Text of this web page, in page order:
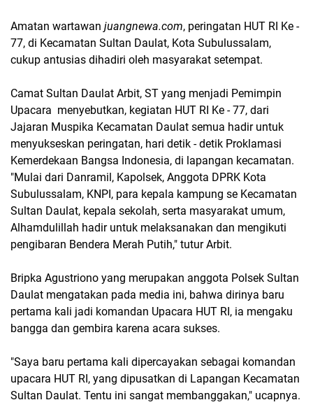
Amatan wartawan juangnewa.com, peringatan HUT RI Ke -
77, di Kecamatan Sultan Daulat, Kota Subulussalam,
cukup antusias dihadiri oleh masyarakat setempat.
Camat Sultan Daulat Arbit, ST yang menjadi Pemimpin
Upacara menyebutkan, kegiatan HUT RI Ke - 77, dari
Jajaran Muspika Kecamatan Daulat semua hadir untuk
menyukseskan peringatan, hari detik - detik Proklamasi
Kemerdekaan Bangsa Indonesia, di lapangan kecamatan.
"Mulai dari Danramil, Kapolsek, Anggota DPRK Kota
Subulussalam, KNPI, para kepala kampung se Kecamatan
Sultan Daulat, kepala sekolah, serta masyarakat umum,
Alhamdulillah hadir untuk melaksanakan dan mengikuti
pengibaran Bendera Merah Putih," tutur Arbit.
Bripka Agustriono yang merupakan anggota Polsek Sultan
Daulat mengatakan pada media ini, bahwa dirinya baru
pertama kali jadi komandan Upacara HUT RI, ia mengaku
bangga dan gembira karena acara sukses.
"Saya baru pertama kali dipercayakan sebagai komandan
upacara HUT RI, yang dipusatkan di Lapangan Kecamatan
Sultan Daulat. Tentu ini sangat membanggakan," ucapnya.